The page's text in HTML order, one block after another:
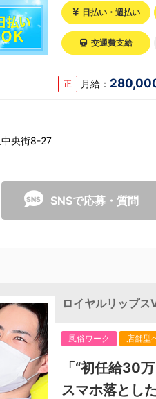
日払い・週払い
交通費支給
正 月給：
央街8-27
SNSで応募・質問
ロイヤルリップス
風俗ワーク 店舗型
「“初任給30
スマホ落とし